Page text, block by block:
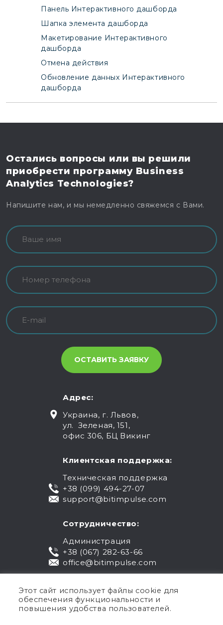
Панель Интерактивного дашборда
Шапка элемента дашборда
Макетирование Интерактивного
дашборда
Отмена действия
Обновление данных Интерактивного
дашборда
Остались вопросы или вы решили
приобрести программу Business
Analytics Technologies?
Напишите нам, и мы немедленно свяжемся с Вами.
Адрес:
Украина, г. Львов,
ул. Зеленая, 151,
офис 306, БЦ Викинг
Клиентская поддержка:
Техническая поддержка
+38 (099) 494-27-07
support@bitimpulse.com
Сотрудничество:
Администрация
+38 (067) 282-63-66
office@bitimpulse.com
Этот сайт использует файлы cookie для
обеспечения функциональности и
повышения удобства пользователей.